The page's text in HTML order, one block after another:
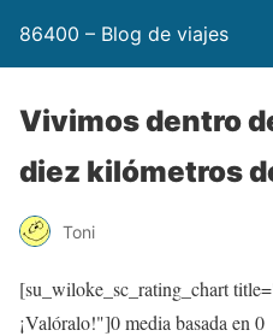
86400 – Blog de viajes
Vivimos dentro
diez kilómetros
Toni
[su_wiloke_sc_rating_chart
¡Valóralo!"]0media basada en 0